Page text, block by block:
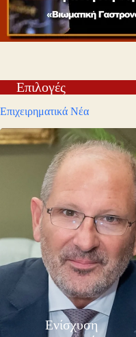
Επιλογές
Επιχειρηματικά Νέα
Ενίσχυση